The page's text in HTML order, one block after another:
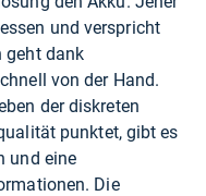
und verspricht
geht dank
von der Hand.
der diskreten
punktet, gibt es
und eine
Die